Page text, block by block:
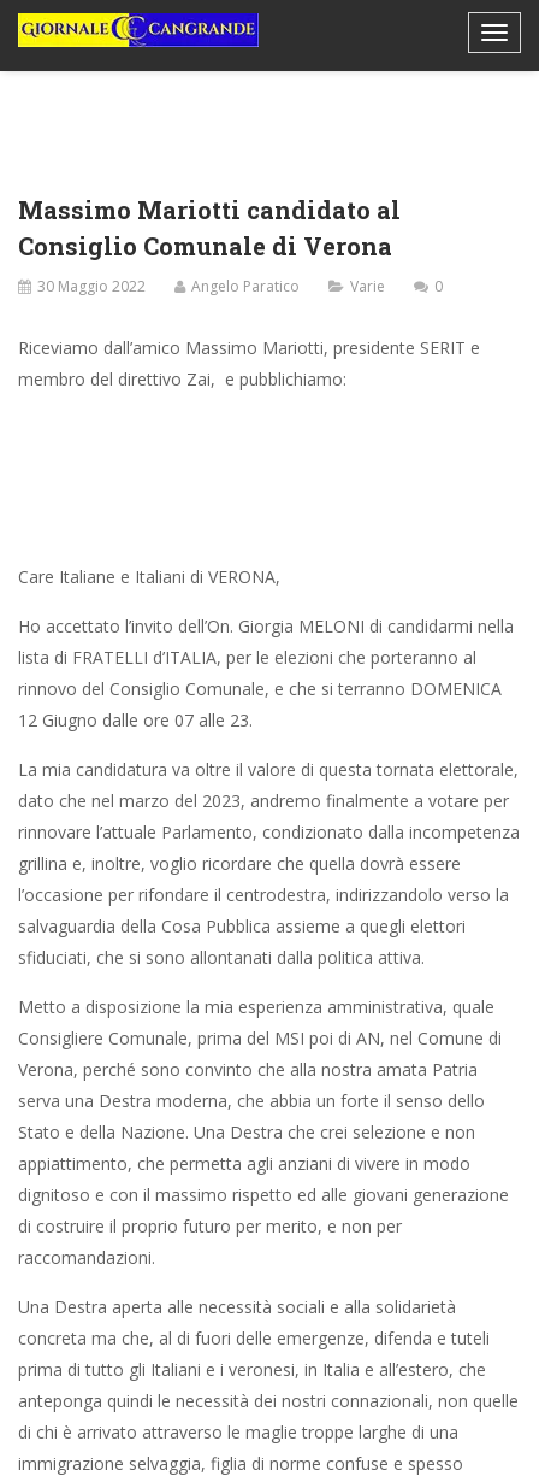
Massimo Mariotti candidato al
Consiglio Comunale di Verona
30 Maggio 2022 Angelo Paratico Varie 0
Riceviamo dall’amico Massimo Mariotti, presidente SERIT e
membro del direttivo Zai, e pubblichiamo:
Care Italiane e Italiani di VERONA,
Ho accettato l’invito dell’On. Giorgia MELONI di candidarmi nella
lista di FRATELLI d’ITALIA, per le elezioni che porteranno al
rinnovo del Consiglio Comunale, e che si terranno DOMENICA
12 Giugno dalle ore 07 alle 23.
La mia candidatura va oltre il valore di questa tornata elettorale,
dato che nel marzo del 2023, andremo finalmente a votare per
rinnovare l’attuale Parlamento, condizionato dalla incompetenza
grillina e, inoltre, voglio ricordare che quella dovrà essere
l’occasione per rifondare il centrodestra, indirizzandolo verso la
salvaguardia della Cosa Pubblica assieme a quegli elettori
sfiduciati, che si sono allontanati dalla politica attiva.
Metto a disposizione la mia esperienza amministrativa, quale
Consigliere Comunale, prima del MSI poi di AN, nel Comune di
Verona, perché sono convinto che alla nostra amata Patria
serva una Destra moderna, che abbia un forte il senso dello
Stato e della Nazione. Una Destra che crei selezione e non
appiattimento, che permetta agli anziani di vivere in modo
dignitoso e con il massimo rispetto ed alle giovani generazione
di costruire il proprio futuro per merito, e non per
raccomandazioni.
Una Destra aperta alle necessità sociali e alla solidarietà
concreta ma che, al di fuori delle emergenze, difenda e tuteli
prima di tutto gli Italiani e i veronesi, in Italia e all’estero, che
anteponga quindi le necessità dei nostri connazionali, non quelle
di chi è arrivato attraverso le maglie troppe larghe di una
immigrazione selvaggia, figlia di norme confuse e spesso